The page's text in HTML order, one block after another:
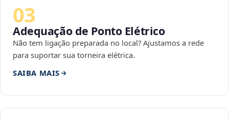
03
Adequação de Ponto Elétrico
Não tem ligação preparada no local? Ajustamos a rede
para suportar sua torneira elétrica.
SAIBA MAIS